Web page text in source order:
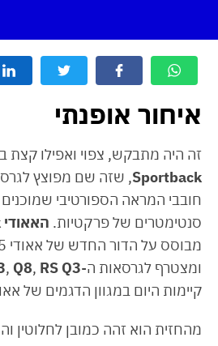
איחור אופנתי
זה היה מתבקש, צפוי ואפילו קצת
Sportback, שזה שם מפוצץ
חובבי המראה הספורטיבי
סנטימטרים של פרקטיות. האאודי Q5 Sportback
ומצטרף לגרסאות ה-
, Q8, RS Q3
קיימות היום במגוון הדגמים של
מהחזית הוא זהה כמובן לחלוטין